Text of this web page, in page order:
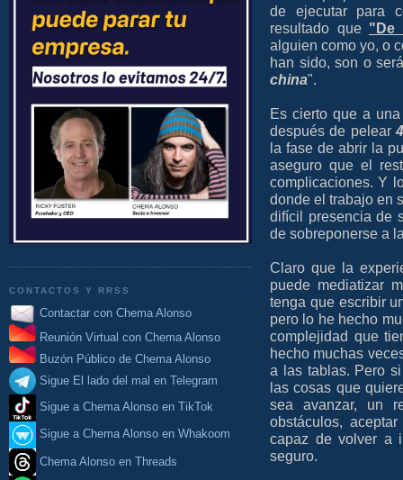
CONTACTOS Y RRSS
Contactar con Chema Alonso
Reunión Virtual con Chema Alonso
Buzón Público de Chema Alonso
Sigue El lado del mal en Telegram
Sigue a Chema Alonso en TikTok
Sigue a Chema Alonso en Whakoom
Chema Alonso en Threads
de ejecutar para
resultado que "De
alguien como yo, o
han sido, son o
china".
Es cierto que a
después de pelear
la fase de abrir la
aseguro que el
complicaciones. Y
donde el trabajo en
difícil presencia de
de sobreponerse a
Claro que la
puede mediatizar
tenga que escribir
pero lo he hecho
complejidad que
hecho muchas
a las tablas. Pero
las cosas que
sea avanzar, un
obstáculos,
capaz de volver a
seguro.